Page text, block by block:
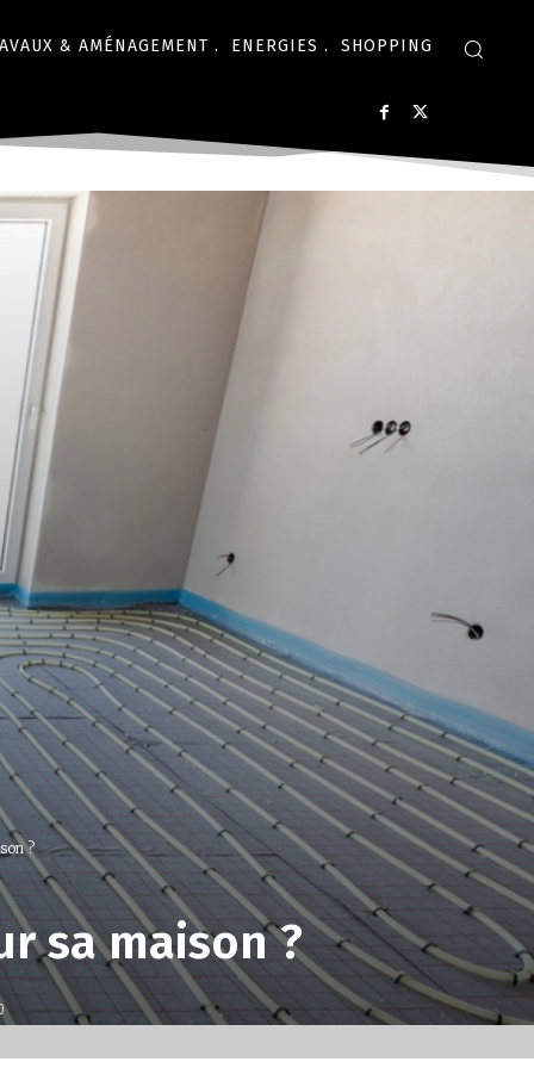
& AMÉNAGEMENT . ENERGIES . SHOPPING
?
sa maison ?